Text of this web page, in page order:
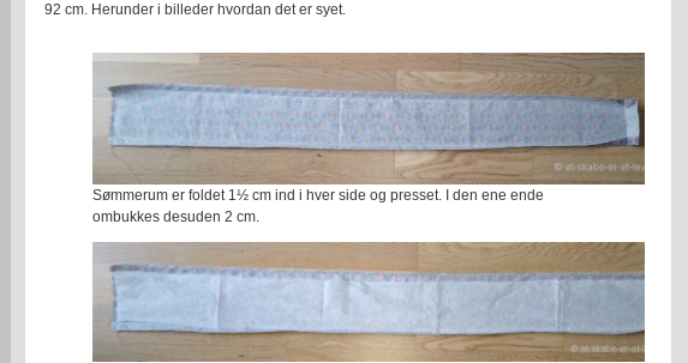
92 cm. Herunder i billeder hvordan det er syet.
Sømmerum er foldet 1½ cm ind i hver side og presset. I den ene ende
ombukkes desuden 2 cm.